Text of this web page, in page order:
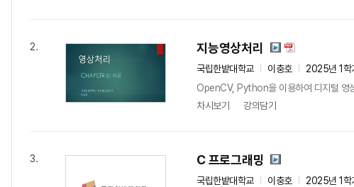
2. 지능영상처리
국립한밭대학교 이충호
2025년 1학
OpenCV, Python을 이용하여 디지털 영
차시보기
강의담기
3. C 프로그래밍
국립한밭대학교 이충호
2025년 1학